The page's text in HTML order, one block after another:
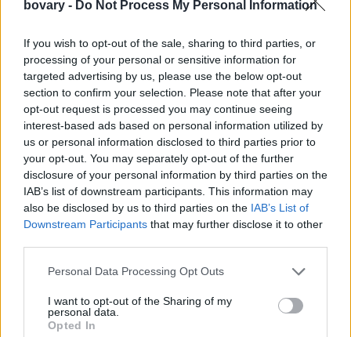
bovary - Do Not Process My Personal Information
If you wish to opt-out of the sale, sharing to third parties, or
processing of your personal or sensitive information for
targeted advertising by us, please use the below opt-out
section to confirm your selection. Please note that after your
opt-out request is processed you may continue seeing
interest-based ads based on personal information utilized by
us or personal information disclosed to third parties prior to
your opt-out. You may separately opt-out of the further
disclosure of your personal information by third parties on the
IAB’s list of downstream participants. This information may
also be disclosed by us to third parties on the IAB’s List of
Downstream Participants that may further disclose it to other
Personal Data Processing Opt Outs
I want to opt-out of the Sharing of my
personal data.
Opted In